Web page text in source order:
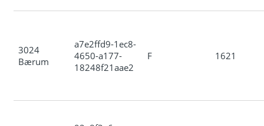
3024
Bærum
a7e2ffd9-1ec8-
4650-a177-
18248f21aae2
F 1621